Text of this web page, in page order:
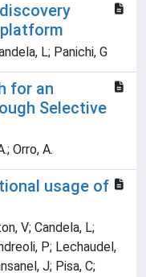
L; Panichi, G
for an
Selective
Orro, A.
usage of
V; Candela, L;
P; Lechaudel,
J; Pisa, C;